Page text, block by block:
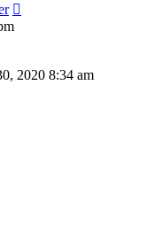
2020 8:34 am